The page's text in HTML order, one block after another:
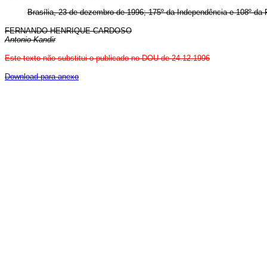
Brasília, 23 de dezembro de 1996; 175º da Independência e 108º da
FERNANDO HENRIQUE CARDOSO
Antonio Kandir
Este texto não substitui o publicado no DOU de 24.12.1996
Download para anexo